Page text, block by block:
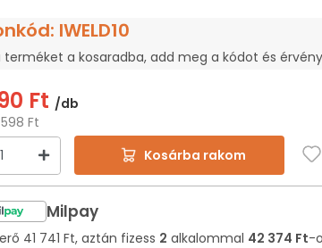
IWELD10
terméket a kosaradba, add meg a kódot és
Ft /db
Ft
Kosárba rakom
Milpay
41 741 Ft, aztán fizess 2 alkalommal 42 374 Ft-